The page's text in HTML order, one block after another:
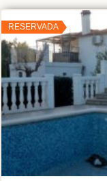
RESERVADA